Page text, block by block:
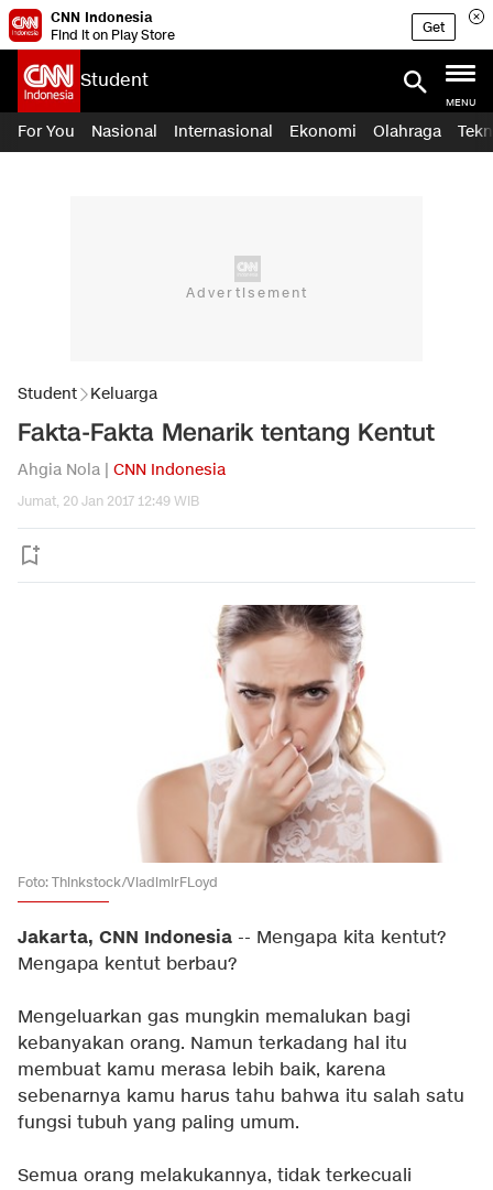
CNN Indonesia
Find it on Play Store
Get
Student
MENU
For You Nasional Internasional Ekonomi Olahraga
Student Keluarga
Fakta-Fakta Menarik tentang Kentut
Ahgia Nola | CNN Indonesia
Jumat, 20 Jan 2017 12:49 WIB
Foto: Thinkstock/VladimirFLoyd
Jakarta, CNN Indonesia -- Mengapa kita kentut?
Mengapa kentut berbau?
Mengeluarkan gas mungkin memalukan bagi
kebanyakan orang. Namun terkadang hal itu
membuat kamu merasa lebih baik, karena
sebenarnya kamu harus tahu bahwa itu salah satu
fungsi tubuh yang paling umum.
Semua orang melakukannya, tidak terkecuali